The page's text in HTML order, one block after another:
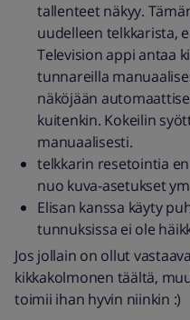
tallenteet näkyy.
uudelleen telkkarista,
Television appi antaa
tunnareilla
näköjään
kuitenkin. Kokeilin
manuaalisesti.
telkkarin resetointia
nuo kuva-asetukset
Elisan kanssa käyty
tunnuksissa ei ole
Jos jollain on ollut
kikkakolmonen täältä,
toimii ihan hyvin niinkin :)